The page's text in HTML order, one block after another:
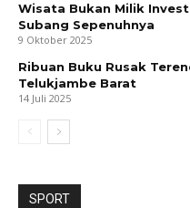
Wisata Bukan Milik
Subang Sepenuhnya
9 Oktober 2025
Ribuan Buku Rusak
Telukjambe Barat
14 Juli 2025
SPORT